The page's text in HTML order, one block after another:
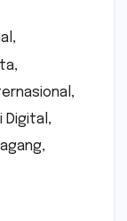
,
,
,
Digital ,
,